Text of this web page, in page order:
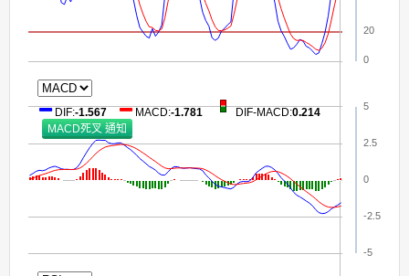
0
20
-5
-2.5
0
2.5
5
DIF:-1.567 MACD:-1.781 DIF-MACD:0.214